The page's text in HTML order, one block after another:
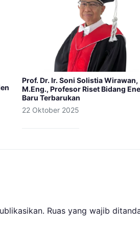
Prof. Dr. Ir. Soni Solistia Wirawan,
M.Eng., Profesor Riset Bidang
Baru Terbarukan
22 Oktober 2025
Ruas yang wajib